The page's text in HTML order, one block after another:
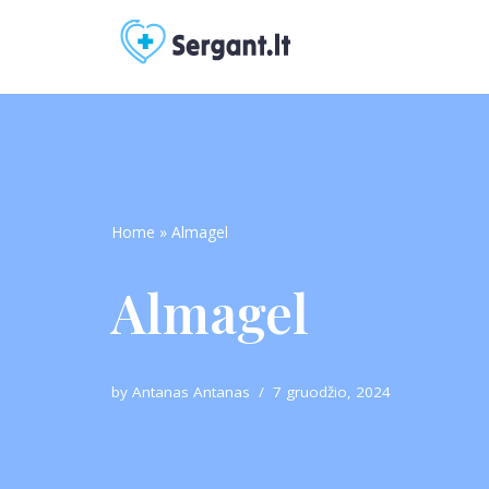
Home » Almagel
Almagel
by Antanas Antanas 7 gruodžio, 2024